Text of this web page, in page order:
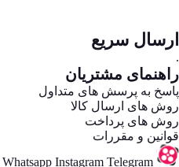
ارسال سریع
.
راهنمای مشتریان
پاسخ به پرسش های متداول
روش های ارسال کالا
روش های پرداخت
قوانین و مقررات
Telegram
Instagram
Whatsapp